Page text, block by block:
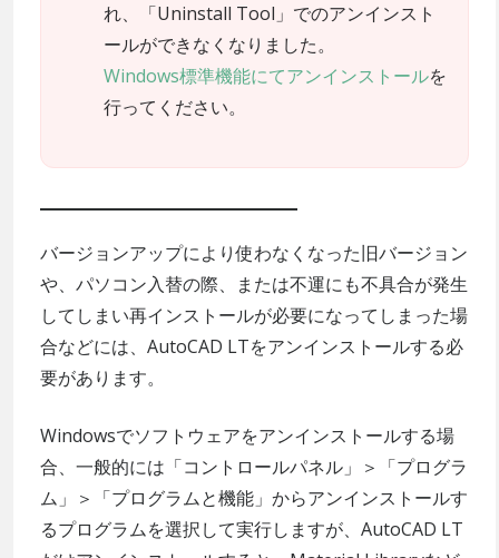
れ、「Uninstall Tool」でのアンインスト
ールができなくなりました。
Windows標準機能にてアンインストールを
行ってください。
バージョンアップにより使わなくなった旧バージョン
や、パソコン入替の際、または不運にも不具合が発生
してしまい再インストールが必要になってしまった場
合などには、AutoCAD LTをアンインストールする必
要があります。
Windowsでソフトウェアをアンインストールする場
合、一般的には「コントロールパネル」＞「プログラ
ム」＞「プログラムと機能」からアンインストールす
るプログラムを選択して実行しますが、AutoCAD LT